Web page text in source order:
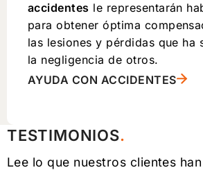
accidentes le representarán
para obtener óptima
las lesiones y pérdidas que ha
la negligencia de otros.
AYUDA CON ACCIDENTES
TESTIMONIOS
Lee lo que nuestros clientes